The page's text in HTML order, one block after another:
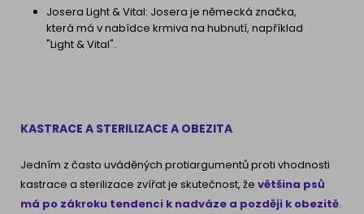
Josera Light & Vital: Josera je německá značka,
která má v nabídce krmiva na hubnutí, například
"Light & Vital".
KASTRACE A STERILIZACE A OBEZITA
Jedním z často uváděných protiargumentů proti vhodnosti
kastrace a sterilizace zvířat je skutečnost, že většina psů
má po zákroku tendenci k nadváze a později k obezitě.